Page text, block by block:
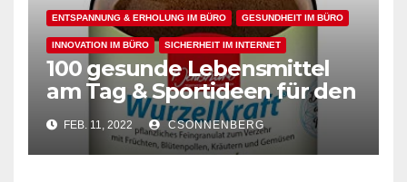
ENTSPANNUNG & ERHOLUNG IM BÜRO GESUNDHEIT IM BÜRO
INNOVATION IM BÜRO SICHERHEIT IM INTERNET
100 gesunde Lebensmittel
am Tag & Sportideen für den
Arbeitsalltag – für einen
gesunden Büroalltag
FEB. 11, 2022 CSONNENBERG